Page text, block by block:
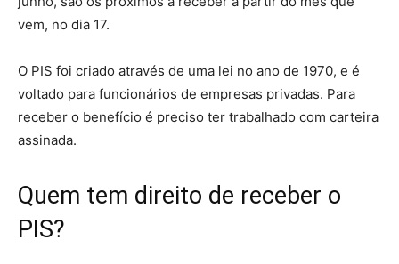
vem, no dia 17.
O PIS foi criado através de uma lei no ano de 1970, e é
voltado para funcionários de empresas privadas. Para
receber o benefício é preciso ter trabalhado com carteira
assinada.
Quem tem direito de receber o
PIS?